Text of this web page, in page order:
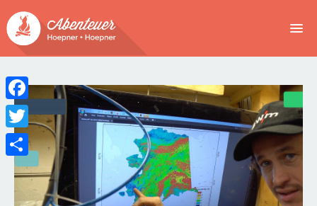
BUCHEN
ABENTEUER
WIR
Facebook
Twitter
Teilen